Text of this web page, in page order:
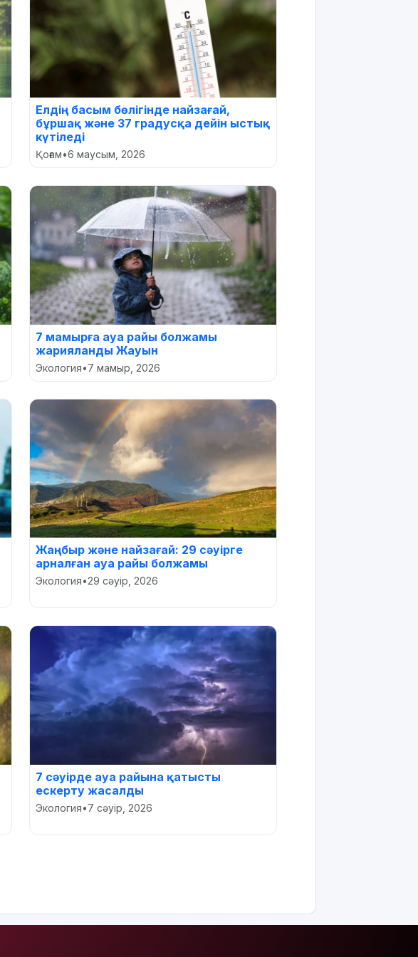
Елдің басым бөлігінде найзағай,
бұршақ және 37 градусқа дейін ыстық
күтіледі
Қоғам•6 маусым, 2026
7 мамырға ауа райы болжамы
жарияланды Жауын
Экология•7 мамыр, 2026
Жаңбыр және найзағай: 29 сәуірге
арналған ауа райы болжамы
Экология•29 сәуір, 2026
7 сәуірде ауа райына қатысты
ескерту жасалды
Экология•7 сәуір, 2026